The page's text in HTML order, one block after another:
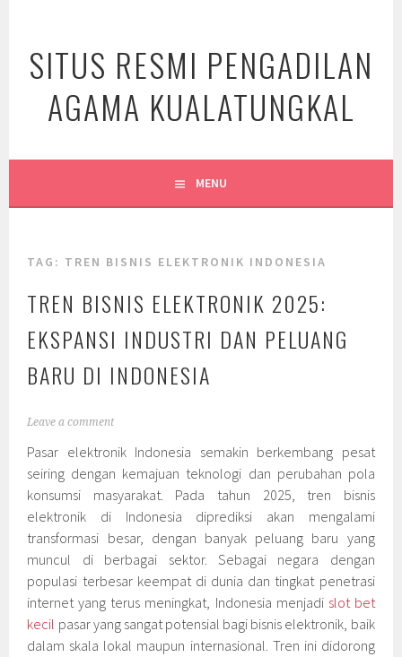
content
SITUS RESMI PENGADILAN
AGAMA KUALATUNGKAL
MENU
TAG: TREN BISNIS ELEKTRONIK INDONESIA
TREN BISNIS ELEKTRONIK 2025:
EKSPANSI INDUSTRI DAN PELUANG
BARU DI INDONESIA
Leave a comment
Pasar elektronik Indonesia semakin berkembang pesat
seiring dengan kemajuan teknologi dan perubahan pola
konsumsi masyarakat. Pada tahun 2025, tren bisnis
elektronik di Indonesia diprediksi akan mengalami
transformasi besar, dengan banyak peluang baru yang
muncul di berbagai sektor. Sebagai negara dengan
populasi terbesar keempat di dunia dan tingkat penetrasi
internet yang terus meningkat, Indonesia menjadi slot bet
kecil pasar yang sangat potensial bagi bisnis elektronik, baik
dalam skala lokal maupun internasional. Tren ini didorong